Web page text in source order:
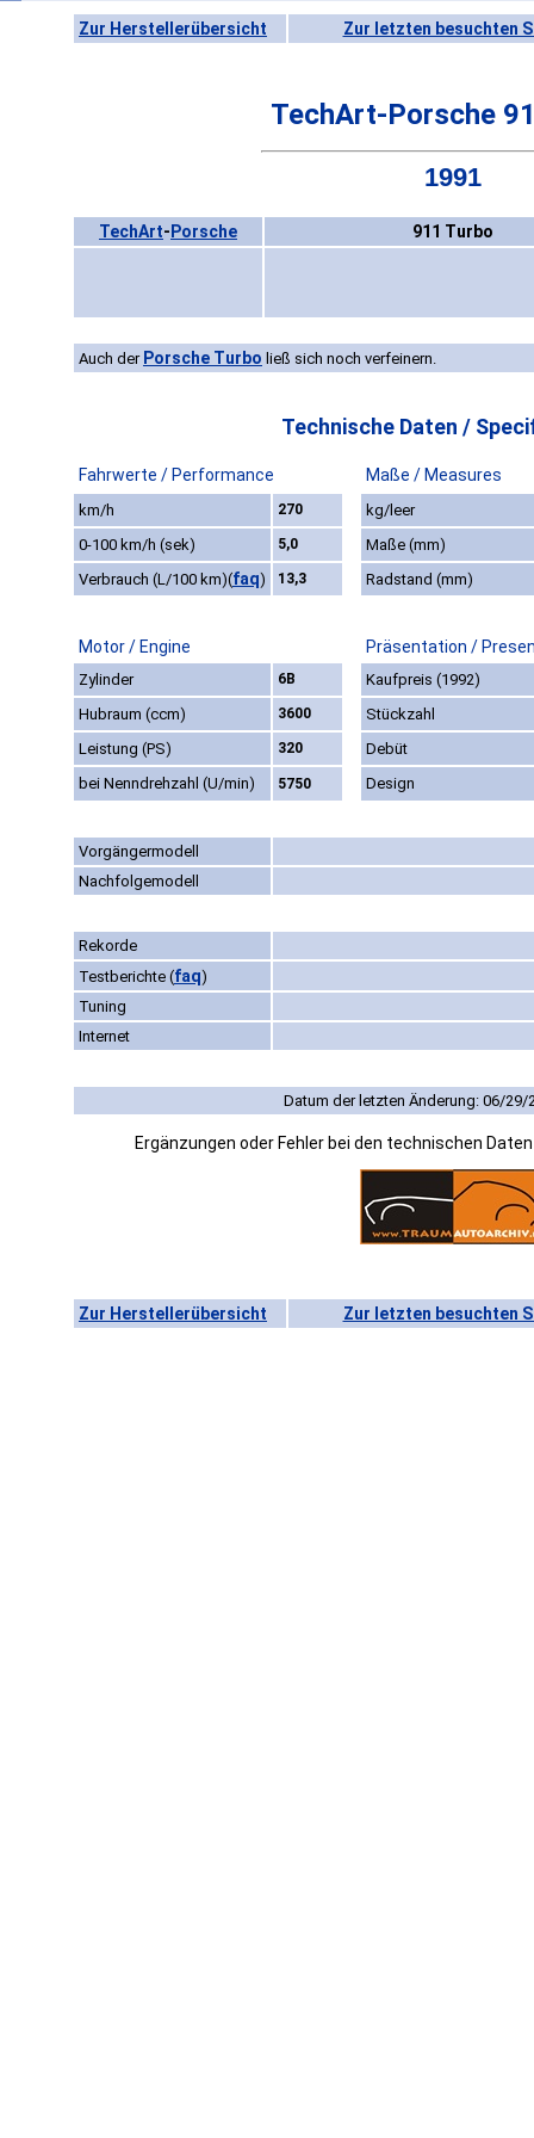
Zur Herstellerübersicht Zur letzten besuchten
TechArt-Porsche
1991
TechArt- Porsche 911 Turbo
Auch der Porsche Turbo ließ sich noch verfeinern.
Technische Daten /
Fahrwerte / Performance Maße / Measures
km/h 270
kg/leer
0-100 km/h (sek)
5,0
Maße (mm)
Verbrauch (L/100 km)(faq) 13,3 Radstand (mm)
Motor / Engine Präsentation /
Zylinder 6B
Kaufpreis (1992)
Hubraum (ccm)
3600
Stückzahl
Leistung (PS)
320
Debüt
bei Nenndrehzahl (U/min)
5750 Design
Vorgängermodell
Nachfolgemodell
Rekorde
Testberichte (faq)
Tuning
Internet
Datum der letzten Änderung: 06/29/
Ergänzungen oder Fehler bei den technischen
Zur Herstellerübersicht Zur letzten besuchten